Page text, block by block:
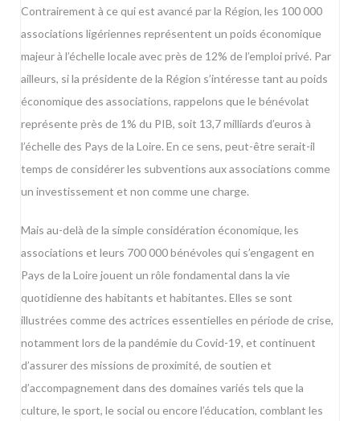
Contrairement à ce qui est avancé par la Région, les 100 000
associations ligériennes représentent un poids économique
majeur à l’échelle locale avec près de 12% de l’emploi privé. Par
ailleurs, si la présidente de la Région s’intéresse tant au poids
économique des associations, rappelons que le bénévolat
représente près de 1% du PIB, soit 13,7 milliards d’euros à
l’échelle des Pays de la Loire. En ce sens, peut-être serait-il
temps de considérer les subventions aux associations comme
un investissement et non comme une charge.
Mais au-delà de la simple considération économique, les
associations et leurs 700 000 bénévoles qui s’engagent en
Pays de la Loire jouent un rôle fondamental dans la vie
quotidienne des habitants et habitantes. Elles se sont
illustrées comme des actrices essentielles en période de crise,
notamment lors de la pandémie du Covid-19, et continuent
d’assurer des missions de proximité, de soutien et
d’accompagnement dans des domaines variés tels que la
culture, le sport, le social ou encore l’éducation, comblant les